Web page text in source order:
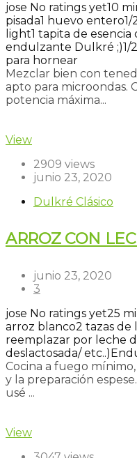
jose No ratings yet10
pisada1 huevo entero
light1 tapita de esencia
endulzante Dulkré ;)1/
para hornear
Mezclar bien con
apto para microondas.
potencia máxima...
View
2909 views
junio 23, 2020
Dulkré Clásico
ARROZ CON
junio 23, 2020
3
jose No ratings yet25
arroz blanco2 tazas de
reemplazar por leche
deslactosada/ etc..)
Cocina a fuego
y la preparación
usé ...
View